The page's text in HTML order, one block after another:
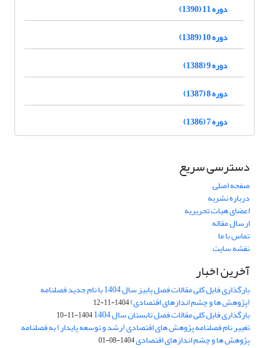
دوره 11 (1390)
دوره 10 (1389)
دوره 9 (1388)
دوره 8 (1387)
دوره 7 (1386)
دسترسی سریع
صفحه اصلی
درباره نشریه
اعضای هیات تحریریه
ارسال مقاله
تماس با ما
نقشه سایت
آخرین اخبار
بارگذاری فایل کلی مقالات فصل پاییز سال 1404 با نام جدید فصلنامه
(پژوهش ها و چشم اندازهای اقتصادی)1404-11-12
بارگذاری فایل کلی مقالات فصل تابستان سال 1404 1404-11-10
تغییر نام فصلنامه پژوهش های اقتصادی (رشد و توسعه پایدار) به فصلنامه
پژوهش ها و چشم اندازهای اقتصادی1404-08-01